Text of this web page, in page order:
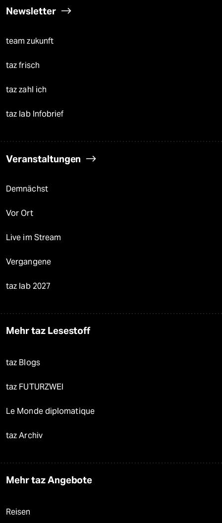
Newsletter
team zukunft
taz frisch
taz zahl ich
taz lab Infobrief
Veranstaltungen
Demnächst
Vor Ort
Live im Stream
Vergangene
taz lab 2027
Mehr taz Lesestoff
taz Blogs
taz FUTURZWEI
Le Monde diplomatique
taz Archiv
Mehr taz Angebote
Reisen